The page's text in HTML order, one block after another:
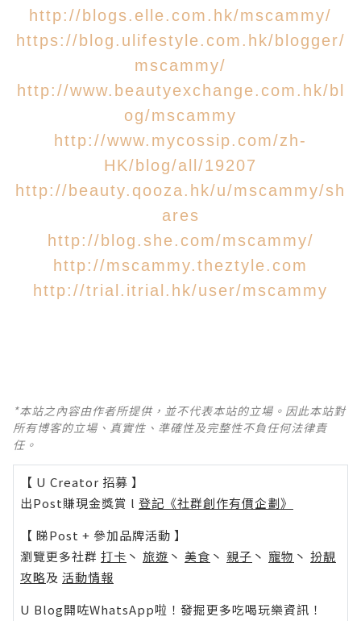
http://blogs.elle.com.hk/mscammy/
https://blog.ulifestyle.com.hk/blogger/
mscammy/
http://www.beautyexchange.com.hk/bl
og/mscammy
http://www.mycossip.com/zh-
HK/blog/all/19207
http://beauty.qooza.hk/u/mscammy/sh
ares
http://blog.she.com/mscammy/
http://mscammy.theztyle.com
http://trial.itrial.hk/user/mscammy
*本站之內容由作者所提供，並不代表本站的立場。因此本站對
所有博客的立場、真實性、準確性及完整性不負任何法律責
任。
【 U Creator 招募 】
出Post賺現金獎賞 l 登記《社群創作有價企劃》
【 睇Post + 參加品牌活動 】
瀏覽更多社群 打卡 丶 旅遊 丶 美食 丶 親子 丶 寵物 丶 扮靚
攻略及 活動情報
U Blog開咗WhatsApp啦！發掘更多吃喝玩樂資訊！